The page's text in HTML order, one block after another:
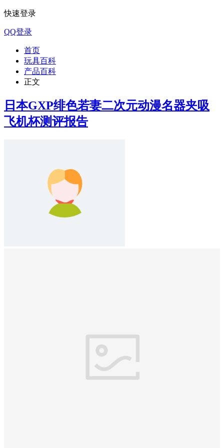
快速登录
QQ登录
首页
玩具百科
产品百科
正文
日本GXP绯色若妻二次元动漫名器夹吸
飞机杯测评报告